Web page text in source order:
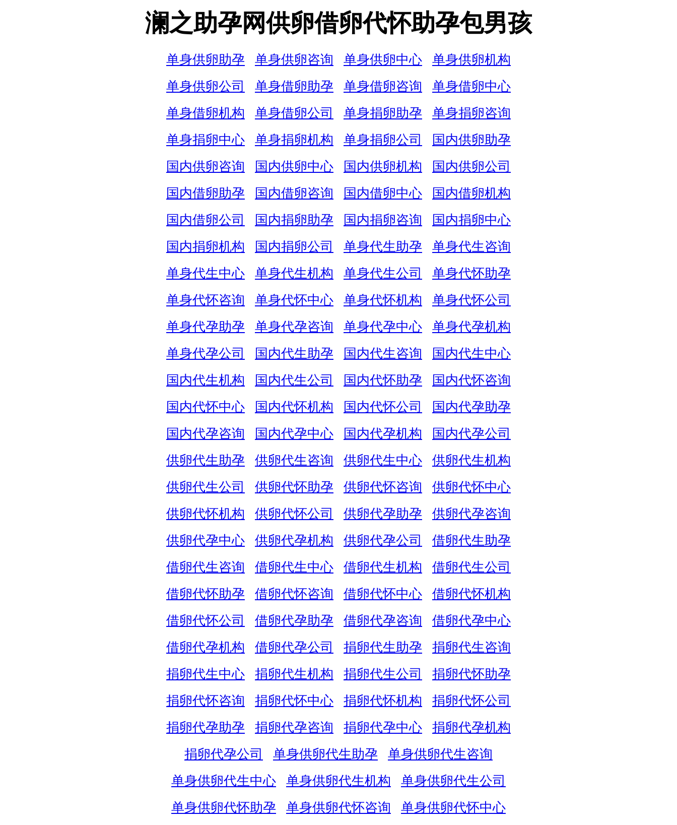
澜之助孕网供卵借卵代怀助孕包男孩
单身供卵助孕 单身供卵咨询 单身供卵中心
单身供卵机构
单身供卵公司
单身借卵助孕 单身借卵咨询
单身借卵中心
单身借卵机构
单身借卵公司 单身捐卵助孕
单身捐卵咨询
单身捐卵中心
单身捐卵机构 单身捐卵公司
国内供卵助孕
国内供卵咨询
国内供卵中心 国内供卵机构
国内供卵公司
国内借卵助孕
国内借卵咨询 国内借卵中心
国内借卵机构
国内借卵公司
国内捐卵助孕 国内捐卵咨询
国内捐卵中心
国内捐卵机构
国内捐卵公司 单身代生助孕
单身代生咨询
单身代生中心
单身代生机构 单身代生公司
单身代怀助孕
单身代怀咨询
单身代怀中心 单身代怀机构
单身代怀公司
单身代孕助孕
单身代孕咨询 单身代孕中心
单身代孕机构
单身代孕公司
国内代生助孕 国内代生咨询
国内代生中心
国内代生机构
国内代生公司 国内代怀助孕
国内代怀咨询
国内代怀中心
国内代怀机构 国内代怀公司
国内代孕助孕
国内代孕咨询
国内代孕中心 国内代孕机构
国内代孕公司
供卵代生助孕
供卵代生咨询 供卵代生中心
供卵代生机构
供卵代生公司
供卵代怀助孕 供卵代怀咨询
供卵代怀中心
供卵代怀机构
供卵代怀公司 供卵代孕助孕
供卵代孕咨询
供卵代孕中心
供卵代孕机构 供卵代孕公司
借卵代生助孕
借卵代生咨询
借卵代生中心 借卵代生机构
借卵代生公司
借卵代怀助孕
借卵代怀咨询 借卵代怀中心
借卵代怀机构
借卵代怀公司
借卵代孕助孕 借卵代孕咨询
借卵代孕中心
借卵代孕机构
借卵代孕公司 捐卵代生助孕
捐卵代生咨询
捐卵代生中心
捐卵代生机构 捐卵代生公司
捐卵代怀助孕
捐卵代怀咨询
捐卵代怀中心 捐卵代怀机构
捐卵代怀公司
捐卵代孕助孕
捐卵代孕咨询 捐卵代孕中心
捐卵代孕机构
捐卵代孕公司
单身供卵代生助孕
单身供卵代生咨询
单身供卵代生中心
单身供卵代生机构
单身供卵代生公司
单身供卵代怀助孕
单身供卵代怀咨询
单身供卵代怀中心